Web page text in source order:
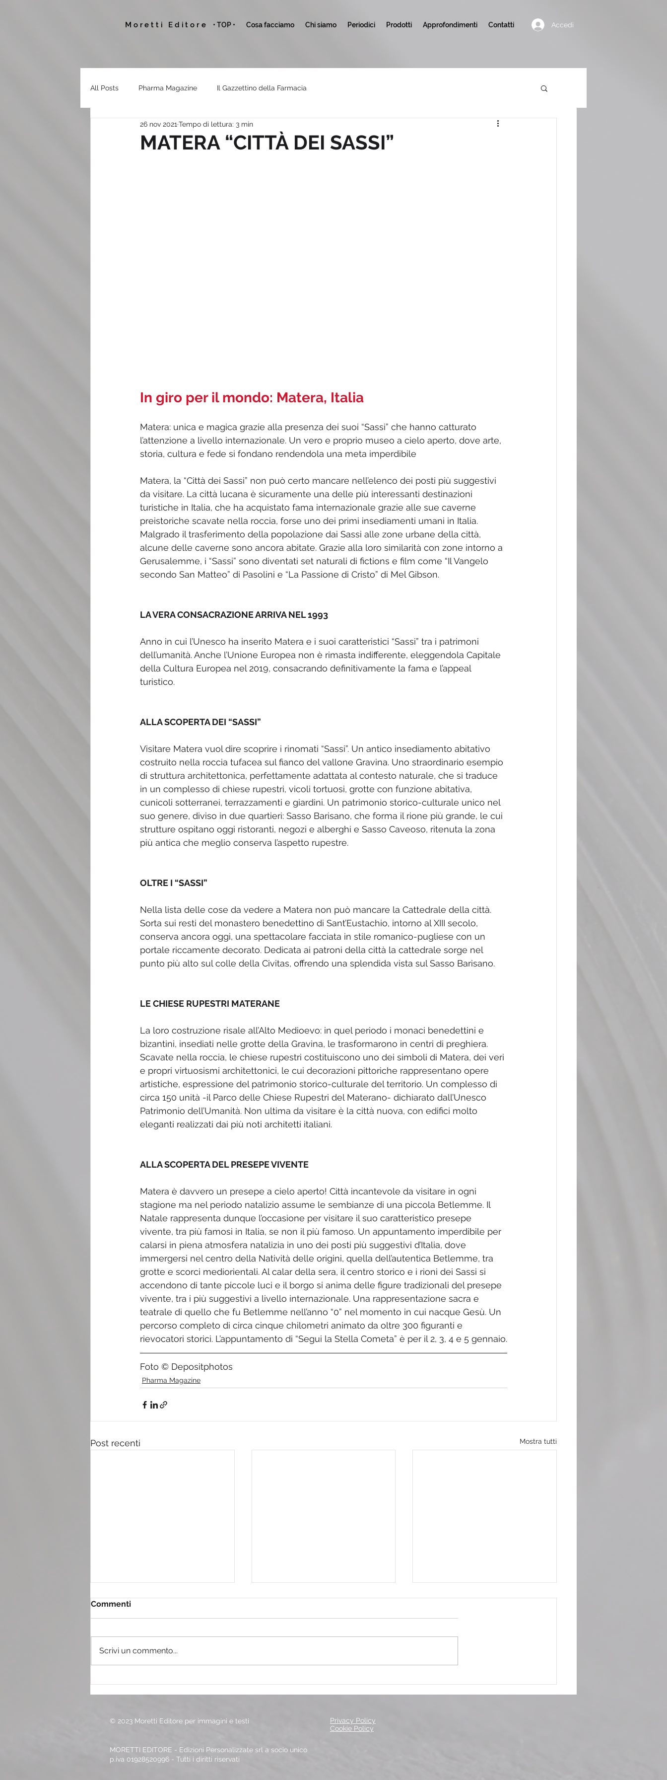
Moretti Editore • TOP • Cosa facciamo Chi siamo Periodici Prodotti Approfondimenti Contatti Accedi
All Posts Pharma Magazine Il Gazzettino della Farmacia
MATERA “CITTÀ DEI SASSI”
26 nov 2021 Tempo di lettura: 3 min
In giro per il mondo: Matera, Italia
Matera: unica e magica grazie alla presenza dei suoi “Sassi” che hanno catturato
l’attenzione a livello internazionale. Un vero e proprio museo a cielo aperto, dove arte,
storia, cultura e fede si fondano rendendola una meta imperdibile
Matera, la “Città dei Sassi” non può certo mancare nell’elenco dei posti più suggestivi
da visitare. La città lucana è sicuramente una delle più interessanti destinazioni
turistiche in Italia, che ha acquistato fama internazionale grazie alle sue caverne
preistoriche scavate nella roccia, forse uno dei primi insediamenti umani in Italia.
Malgrado il trasferimento della popolazione dai Sassi alle zone urbane della città,
alcune delle caverne sono ancora abitate. Grazie alla loro similarità con zone intorno a
Gerusalemme, i “Sassi” sono diventati set naturali di fictions e film come “Il Vangelo
secondo San Matteo” di Pasolini e “La Passione di Cristo” di Mel Gibson.
LA VERA CONSACRAZIONE ARRIVA NEL 1993
Anno in cui l’Unesco ha inserito Matera e i suoi caratteristici “Sassi” tra i patrimoni
dell’umanità. Anche l’Unione Europea non è rimasta indifferente, eleggendola Capitale
della Cultura Europea nel 2019, consacrando definitivamente la fama e l’appeal
turistico.
ALLA SCOPERTA DEI “SASSI”
Visitare Matera vuol dire scoprire i rinomati “Sassi”. Un antico insediamento abitativo
costruito nella roccia tufacea sul fianco del vallone Gravina. Uno straordinario esempio
di struttura architettonica, perfettamente adattata al contesto naturale, che si traduce
in un complesso di chiese rupestri, vicoli tortuosi, grotte con funzione abitativa,
cunicoli sotterranei, terrazzamenti e giardini. Un patrimonio storico-culturale unico nel
suo genere, diviso in due quartieri: Sasso Barisano, che forma il rione più grande, le cui
strutture ospitano oggi ristoranti, negozi e alberghi e Sasso Caveoso, ritenuta la zona
più antica che meglio conserva l’aspetto rupestre.
OLTRE I “SASSI”
Nella lista delle cose da vedere a Matera non può mancare la Cattedrale della città.
Sorta sui resti del monastero benedettino di Sant’Eustachio, intorno al XIII secolo,
conserva ancora oggi, una spettacolare facciata in stile romanico-pugliese con un
portale riccamente decorato. Dedicata ai patroni della città la cattedrale sorge nel
punto più alto sul colle della Civitas, offrendo una splendida vista sul Sasso Barisano.
LE CHIESE RUPESTRI MATERANE
La loro costruzione risale all’Alto Medioevo: in quel periodo i monaci benedettini e
bizantini, insediati nelle grotte della Gravina, le trasformarono in centri di preghiera.
Scavate nella roccia, le chiese rupestri costituiscono uno dei simboli di Matera, dei veri
e propri virtuosismi architettonici, le cui decorazioni pittoriche rappresentano opere
artistiche, espressione del patrimonio storico-culturale del territorio. Un complesso di
circa 150 unità -il Parco delle Chiese Rupestri del Materano- dichiarato dall’Unesco
Patrimonio dell’Umanità. Non ultima da visitare è la città nuova, con edifici molto
eleganti realizzati dai più noti architetti italiani.
ALLA SCOPERTA DEL PRESEPE VIVENTE
Matera è davvero un presepe a cielo aperto! Città incantevole da visitare in ogni
stagione ma nel periodo natalizio assume le sembianze di una piccola Betlemme. Il
Natale rappresenta dunque l’occasione per visitare il suo caratteristico presepe
vivente, tra più famosi in Italia, se non il più famoso. Un appuntamento imperdibile per
calarsi in piena atmosfera natalizia in uno dei posti più suggestivi d’Italia, dove
immergersi nel centro della Natività delle origini, quella dell’autentica Betlemme, tra
grotte e scorci mediorientali. Al calar della sera, il centro storico e i rioni dei Sassi si
accendono di tante piccole luci e il borgo si anima delle figure tradizionali del presepe
vivente, tra i più suggestivi a livello internazionale. Una rappresentazione sacra e
teatrale di quello che fu Betlemme nell’anno “0” nel momento in cui nacque Gesù. Un
percorso completo di circa cinque chilometri animato da oltre 300 figuranti e
rievocatori storici. L’appuntamento di “Segui la Stella Cometa” è per il 2, 3, 4 e 5 gennaio.
Foto © Depositphotos
Pharma Magazine
Post recenti Mostra tutti
Commenti
Scrivi un commento...
© 2023 Moretti Editore per immagini e testi
Privacy Policy
Cookie Policy
MORETTI EDITORE - Edizioni Personalizzate srl a socio unico
p.iva 01928520996 - Tutti i diritti riservati